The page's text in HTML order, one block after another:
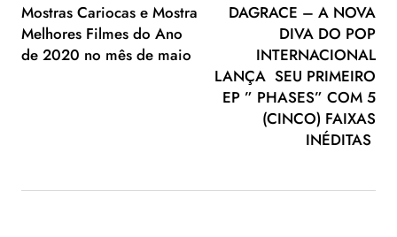
Mostras Cariocas e Mostra
Melhores Filmes do Ano
de 2020 no mês de maio
DAGRACE – A NOVA
DIVA DO POP
INTERNACIONAL
LANÇA SEU PRIMEIRO
EP ” PHASES” COM 5
(CINCO) FAIXAS
INÉDITAS